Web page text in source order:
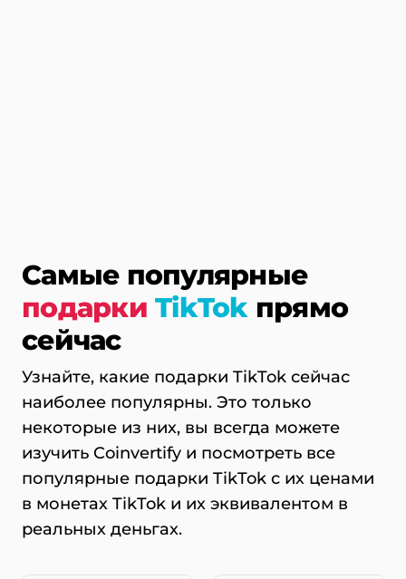
Самые популярные
подарки TikTokпрямо
сейчас
Узнайте, какие подарки TikTok сейчас
наиболее популярны. Это только
некоторые из них, вы всегда можете
изучить Coinvertify и посмотреть все
популярные подарки TikTok с их ценами
в монетах TikTok и их эквивалентом в
реальных деньгах.